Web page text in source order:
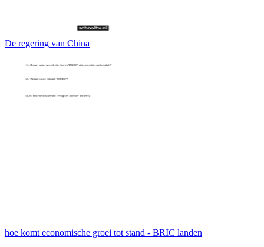
De regering van China
hoe komt economische groei tot stand - BRIC landen